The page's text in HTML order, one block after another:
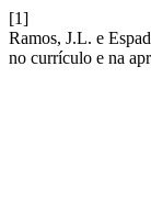
[1]
Ramos, J.L. e
no currículo e na